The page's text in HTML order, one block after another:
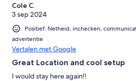
Cole C.
3 sep 2024
Positief: Netheid, inchecken,
advertentie
Vertalen met Google
Great Location and cool setup
I would stay here again!!